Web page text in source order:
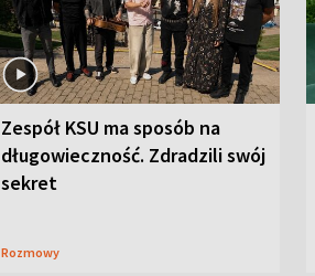
Zespół KSU ma sposób na
długowieczność. Zdradzili swój
sekret
Rozmowy